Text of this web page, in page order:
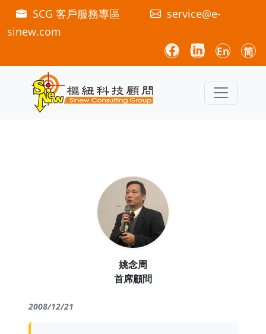
SCG 客戶服務專區
service@e-
sinew.com
En 简
姚念周
首席顧問
2008/12/21